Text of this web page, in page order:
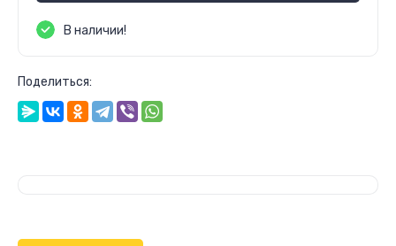
В наличии!
Поделиться: